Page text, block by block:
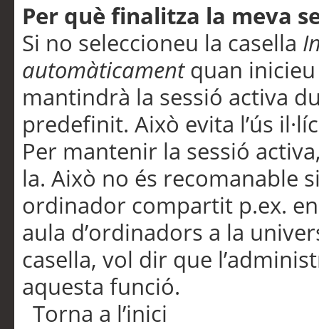
Per què finalitza la meva
Si no seleccioneu la casella
automàticamentquan inicieu
mantindrà la sessió activa
predefinit. Això evita l’ús
Per mantenir la sessió
la. Això no és recomanable
ordinador compartit p.ex.
aula d’ordinadors a la
casella, vol dir que
aquesta funció.
Torna a l’inici